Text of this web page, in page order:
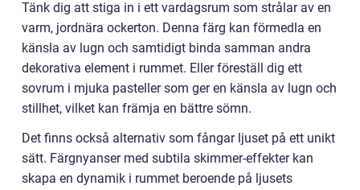
Tänk dig att stiga in i ett vardagsrum som strålar av en
varm, jordnära ockerton. Denna färg kan förmedla en
känsla av lugn och samtidigt binda samman andra
dekorativa element i rummet. Eller föreställ dig ett
sovrum i mjuka pasteller som ger en känsla av lugn och
stillhet, vilket kan främja en bättre sömn.
Det finns också alternativ som fångar ljuset på ett unikt
sätt. Färgnyanser med subtila skimmer-effekter kan
skapa en dynamik i rummet beroende på ljusets